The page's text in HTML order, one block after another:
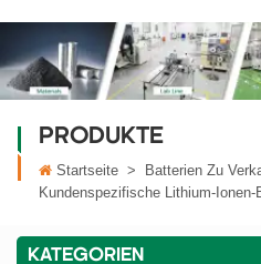
PRODUKTE
Startseite > Batterien Zu
Kundenspezifische Lithium-
KATEGORIEN